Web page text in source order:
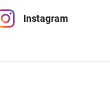
Instagram